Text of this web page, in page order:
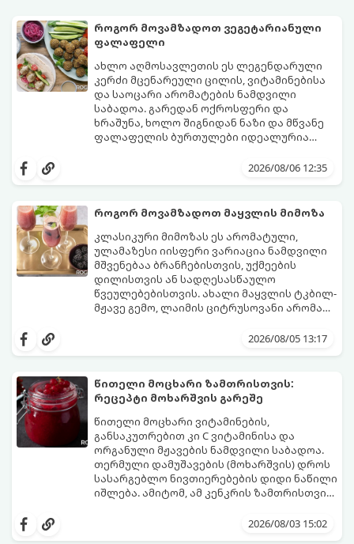
როგორ მოვამზადოთ ვეგეტარიანული
ფალაფელი
ახლო აღმოსავლეთის ეს ლეგენდარული
კერძი მცენარეული ცილის, ვიტამინებისა
და საოცარი არომატების ნამდვილი
საბადოა. გარედან ოქროსფერი და
ხრაშუნა, ხოლო შიგნიდან ნაზი და მწვანე
ფალაფელის ბურთულები იდეალურია
სალათებთან ერთად ან ტახინის (სესამის)
მდგომარეობს, რომ გამოიყენება
შეწვისას ფორმა იდეალურად შეინარჩუნოს
და არ დაიშალოს.
მომზადების დრო: 20 წუთი (დამატებით
მუხუდოს ჩალბობის დრო: 12-24 საათი)
შეწვის დრო: 10–15 წუთი ულუფა: 20–24 ცალი
ბურთულა (4–6 პორცია)
2026/08/06 12:35
როგორ მოვამზადოთ მაყვლის მიმოზა
კლასიკური მიმოზას ეს არომატული,
ულამაზესი იისფერი ვარიაცია ნამდვილი
მშვენებაა ბრანჩებისთვის, უქმეების
დილისთვის ან სადღესასწაულო
წვეულებებისთვის. ახალი მაყვლის ტკბილ-
მჟავე გემო, ლაიმის ციტრუსოვანი არომატი
საოცრად დახვეწილ და მაგრილებელ
და მის მომზადებას მინიმალური
პორცია
2026/08/05 13:17
წითელი მოცხარი ზამთრისთვის:
რეცეპტი მოხარშვის გარეშე
წითელი მოცხარი ვიტამინების,
განსაკუთრებით კი C ვიტამინისა და
ორგანული მჟავების ნამდვილი საბადოა.
თერმული დამუშავების (მოხარშვის) დროს
სასარგებლო ნივთიერებების დიდი ნაწილი
იშლება. ამიტომ, ამ კენკრის ზამთრისთვის
მომზადებაა - მოხარშვის გარეშე.
ბუნებრივ, კაშკაშა გემოს, არომატს და
2026/08/03 15:02